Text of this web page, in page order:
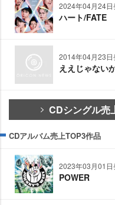
2024年04月24日
ハート/FATE
2014年04月23日
ええじゃない
CDシングル売
CDアルバム売上TOP3作品
2023年03月01日
POWER